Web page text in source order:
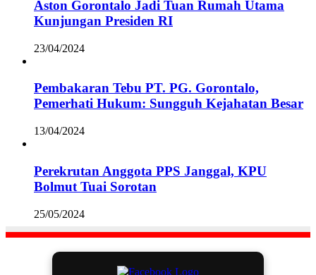
Aston Gorontalo Jadi Tuan Rumah Utama
Kunjungan Presiden RI
23/04/2024
Pembakaran Tebu PT. PG. Gorontalo,
Pemerhati Hukum: Sungguh Kejahatan Besar
13/04/2024
Perekrutan Anggota PPS Janggal, KPU
Bolmut Tuai Sorotan
25/05/2024